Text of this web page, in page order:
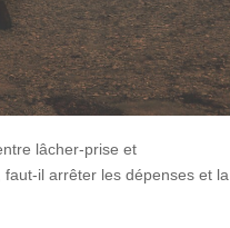
lâcher-prise et
il arrêter les dépenses et la